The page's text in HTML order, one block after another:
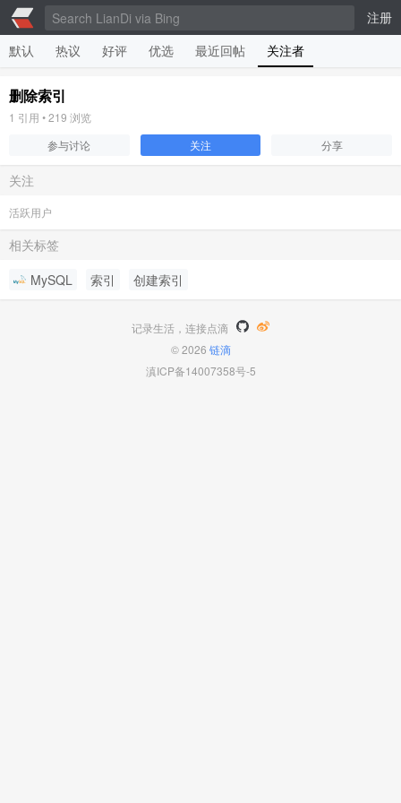
注册
默认
热议 好评 优选 最近回帖 关注者
删除索引
1 引用 •219 浏览
参与讨论
关注 分享
关注
活跃用户
相关标签
MySQL
索引 创建索引
记录生活，连接点滴
© 2026 链滴
滇ICP备14007358号-5